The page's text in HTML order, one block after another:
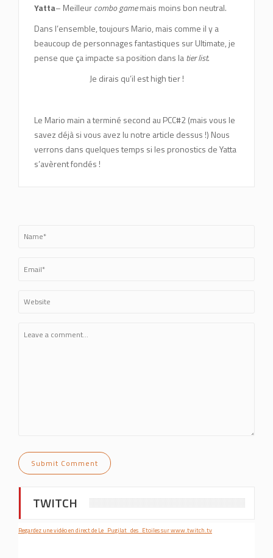
Yatta– Meilleurcombo gamemais moins bon neutral.
Dans l’ensemble, toujours Mario, mais comme il y a
beaucoup de personnages fantastiques sur Ultimate, je
pense que ça impacte sa position dans latier list.
Je dirais qu’il est high tier !
Le Mario main a terminé second au PCC#2 (mais vous le
savez déjà si vous avez lu notre article dessus !) Nous
verrons dans quelques temps si les pronostics de Yatta
s’avèrent fondés !
TWITCH
Regardez une vidéo en direct de Le_Pugilat_des_Etoiles sur www.twitch.tv